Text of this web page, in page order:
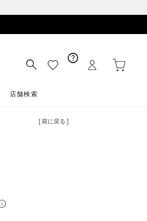
店舗検索
[ 前に戻る ]